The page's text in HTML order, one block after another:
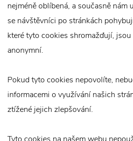
nejméně oblíbená, a současně nám
se návštěvníci po stránkách
které tyto cookies shromažďují,
anonymní.
Pokud tyto cookies nepovolíte,
informacemi o využívání našich
ztížené jejich zlepšování.